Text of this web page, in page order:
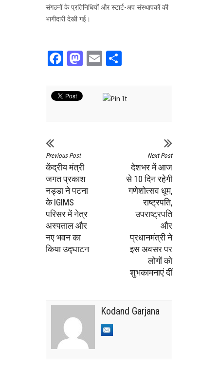
संगठनों के प्रतिनिधियों और स्टार्ट-अप संस्थापकों की
भागीदारी देखी गई।
Facebook
Mastodon
Email
Previous Post
केंद्रीय मंत्री
जगत प्रकाश
नड्डा ने पटना
के IGIMS
परिसर में नेत्र
अस्पताल और
नए भवन का
किया उद्घाटन
Next Post
देशभर में आज
से 10 दिन रहेगी
गणेशोत्सव धूम,
राष्ट्रपति,
उपराष्ट्रपति
और
प्रधानमंत्री ने
इस अवसर पर
लोगों को
शुभकामनाएं दीं
Kodand Garjana